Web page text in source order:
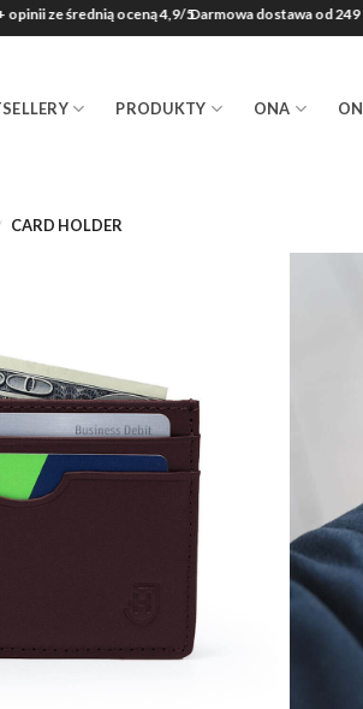
ze średnią oceną 4,9/5Darmowa dostawa od 249 zł
PRODUKTY ONA ON
CARD HOLDER